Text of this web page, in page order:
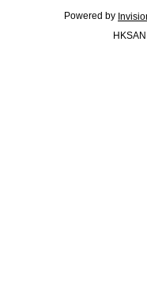
Powered by